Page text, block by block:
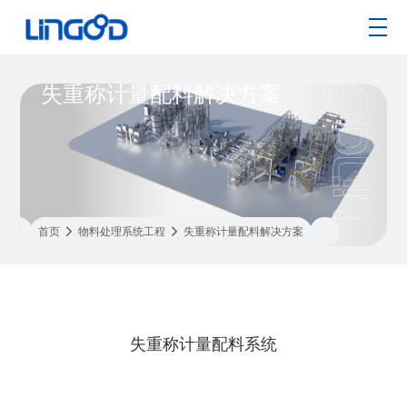
失重称计量配料解决方案
首页  物料处理系统工程  失重称计量配料解决方案
失重称计量配料系统